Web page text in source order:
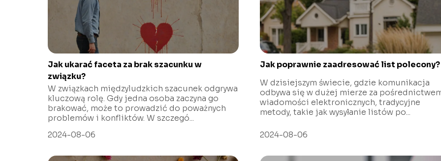
Jak ukarać faceta za brak szacunku w
związku?
W związkach międzyludzkich szacunek odgrywa
kluczową rolę. Gdy jedna osoba zaczyna go
brakować, może to prowadzić do poważnych
problemów i konfliktów. W szczegó...
2024-08-06
Jak poprawnie zaadresować list polecony?
W dzisiejszym świecie, gdzie komunikacja
odbywa się w dużej mierze za
wiadomości elektronicznych, tradycyjne
metody, takie jak wysyłanie listów po...
2024-08-06